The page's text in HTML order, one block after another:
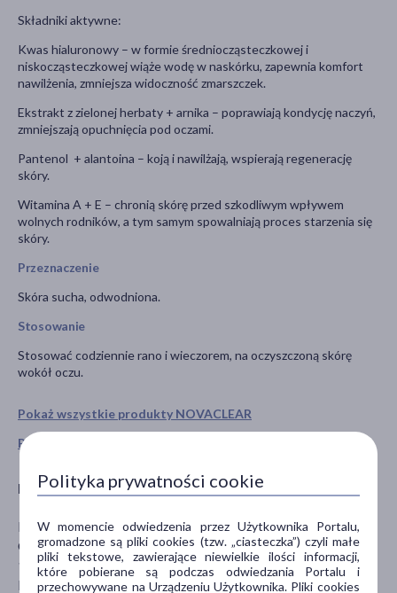
Pokaż wszystkie produkty NOVACLEAR
Pokaż wszystkie produkty linii Hydro marki Novaclear
Producent
Equalan Pharma Europe sp. Z o.o.
Gen. W. Andersa 38A
15-113 Białystok
biuro@equalanpharma.eu
Składniki aktywne:
Kwas hialuronowy – w formie średniocząsteczkowej i
niskocząsteczkowej wiąże wodę w naskórku, zapewnia komfort
nawilżenia, zmniejsza widoczność zmarszczek.
Ekstrakt z zielonej herbaty + arnika – poprawiają kondycję naczyń,
zmniejszają opuchnięcia pod oczami.
Pantenol + alantoina – koją i nawilżają, wspierają regenerację
skóry.
Witamina A + E – chronią skórę przed szkodliwym wpływem
wolnych rodników, a tym samym spowalniają proces starzenia się
skóry.
Przeznaczenie
Skóra sucha, odwodniona.
Stosowanie
Stosować codziennie rano i wieczorem, na oczyszczoną skórę
wokół oczu.
Polityka prywatności cookie
W momencie odwiedzenia przez Użytkownika Portalu,
gromadzone są pliki cookies (tzw. „ciasteczka”) czyli małe
pliki tekstowe, zawierające niewielkie ilości informacji,
które pobierane są podczas odwiedzania Portalu i
przechowywane na Urządzeniu Użytkownika. Pliki cookies